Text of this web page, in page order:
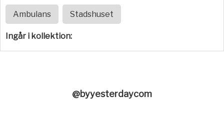
Ambulans Stadshuset
Ingår i kollektion:
@byyesterdaycom